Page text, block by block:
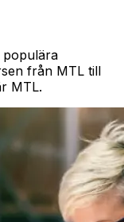
populära
från MTL till
MTL.